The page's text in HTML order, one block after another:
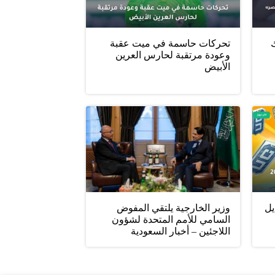
تحركات حاسمة في ميت عقبة
وعودة مرتقبة لحارس العرين
الأبيض
وزير الخارجية يلتقي المفوض
السامي للأمم المتحدة لشؤون
اللاجئين – أخبار السعودية